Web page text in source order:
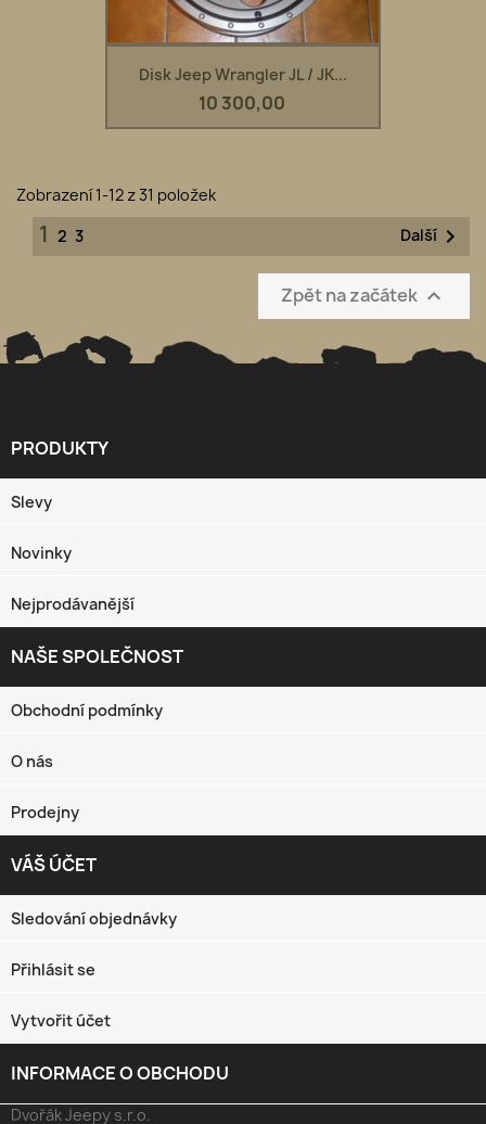
Disk Jeep Wrangler JL / JK...
10 300,00
Zobrazení 1-12 z 31 položek
1 2 3 Další 
Zpět na začátek 
PRODUKTY
Slevy
Novinky
Nejprodávanější
NAŠE SPOLEČNOST
Obchodní podmínky
O nás
Prodejny
VÁŠ ÚČET
Sledování objednávky
Přihlásit se
Vytvořit účet
INFORMACE O OBCHODU
Dvořák Jeepy s.r.o.